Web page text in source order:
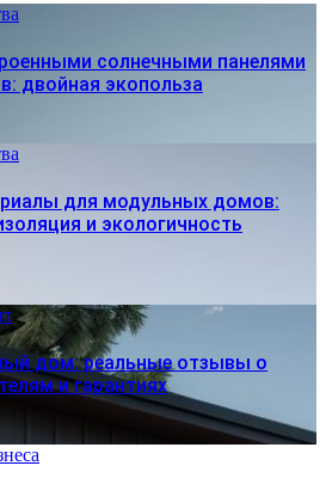
солнечными панелями
двойная экопольза
для модульных домов:
и экологичность
дом: реальные отзывы о
и гарантиях